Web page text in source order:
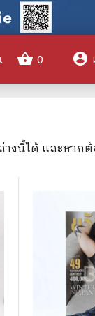
งนี้ได้ และหาก
shopping_basket 0 account_circle
🤹‍♀️ Humor
🏝️ Survival
🦸‍♂️ Comics
🏺 Historical